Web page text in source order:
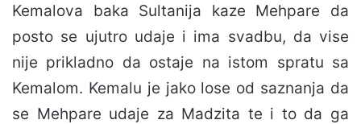
Kemalova baka Sultanija kaze Mehpare da
posto se ujutro udaje i ima svadbu, da vise
nije prikladno da ostaje na istom spratu sa
Kemalom. Kemalu je jako lose od saznanja da
se Mehpare udaje za Madzita te i to da ga